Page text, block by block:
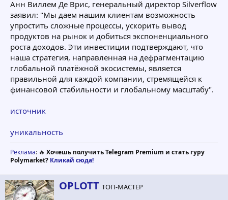
Анн Виллем Де Врис, генеральный директор Silverflow
заявил: "Мы даем нашим клиентам возможность
упростить сложные процессы, ускорить вывод
продуктов на рынок и добиться экспоненциального
роста доходов. Эти инвестиции подтверждают, что
наша стратегия, направленная на дефрагментацию
глобальной платёжной экосистемы, является
правильной для каждой компании, стремящейся к
финансовой стабильности и глобальному масштабу".
источник
уникальность
Реклама: 🔥 Хочешь получить Telegram Premium и стать гуру
Polymarket? Кликай сюда!
А
в
OPLOTT ТОП-МАСТЕР